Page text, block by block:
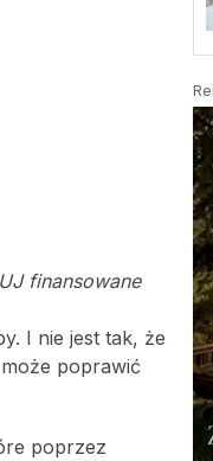
finansowane
I nie jest tak, że
poprawić
poprzez